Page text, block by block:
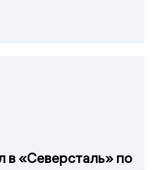
«Северсталь» по